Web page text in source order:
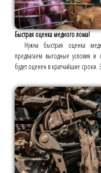
Быстрая оценка медного лома!
Нужна быстрая оценка
предлагаем выгодные условия
будет оценен в кратчайшие сроки.